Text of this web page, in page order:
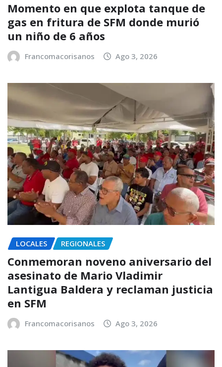
Momento en que explota tanque de
gas en fritura de SFM donde murió
un niño de 6 años
Francomacorisanos Ago 3, 2026
LOCALES REGIONALES
Conmemoran noveno aniversario del
asesinato de Mario Vladimir
Lantigua Baldera y reclaman justicia
en SFM
Francomacorisanos Ago 3, 2026